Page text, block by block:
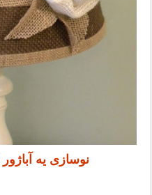
نوسازی یه